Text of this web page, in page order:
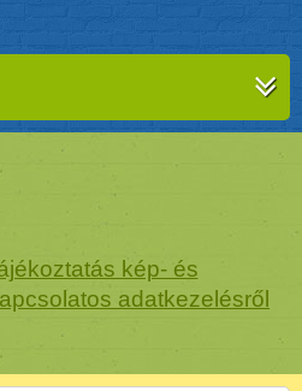
kép- és
adatkezelésről